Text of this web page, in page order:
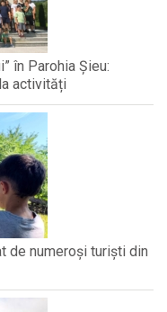
în Parohia Șieu:
activități
de numeroși turiști din